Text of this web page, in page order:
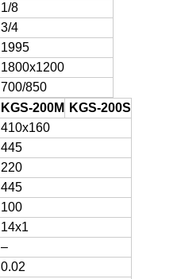
1/8
3/4
1995
1800x1200
700/850
KGS-200M KGS-200S
410x160
445
220
445
100
14x1
–
0.02